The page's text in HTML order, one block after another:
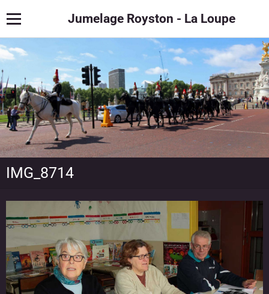
Jumelage Royston - La Loupe
IMG_8714